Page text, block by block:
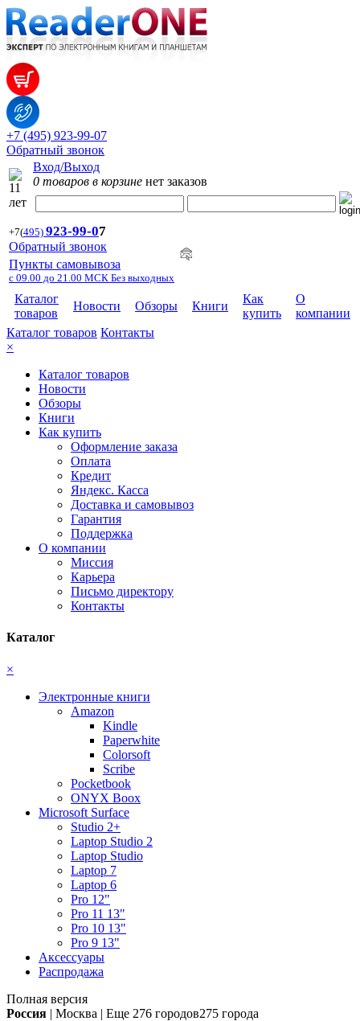
+7 (495) 923-99-07
Обратный звонок
Вход/Выход
0 товаров в корзине нет заказов
+7(495) 923-99-07
Обратный звонок
Пункты самовывоза
с 09.00 до 21.00 МСК Без выходных
Каталог
товаров
Новости Обзоры Книги
Как
купить
О
компании
Каталог товаров Контакты
×
Каталог товаров
Новости
Обзоры
Книги
Как купить
Оформление заказа
Оплата
Кредит
Яндекс. Касса
Доставка и самовывоз
Гарантия
Поддержка
О компании
Миссия
Карьера
Письмо директору
Контакты
Каталог
×
Электронные книги
Amazon
Kindle
Paperwhite
Colorsoft
Scribe
Pocketbook
ONYX Boox
Microsoft Surface
Studio 2+
Laptop Studio 2
Laptop Studio
Laptop 7
Laptop 6
Pro 12"
Pro 11 13"
Pro 10 13"
Pro 9 13"
Аксессуары
Распродажа
Полная версия
Россия | Москва | Еще 276 городов275 города